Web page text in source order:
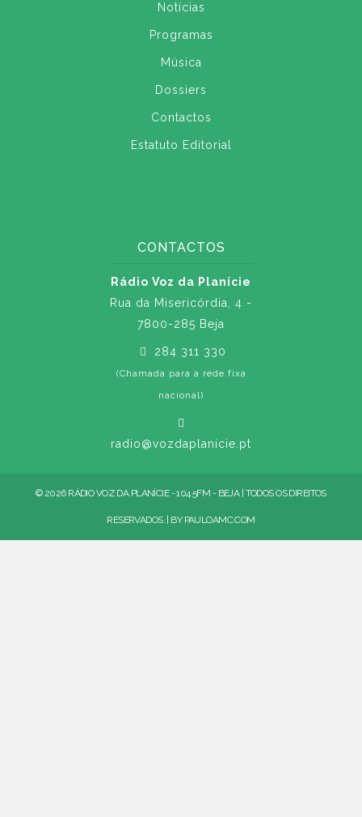
Notícias
Programas
Música
Dossiers
Contactos
Estatuto Editorial
CONTACTOS
Rádio Voz da Planície
Rua da Misericórdia, 4 -
7800-285 Beja
284 311 330
(Chamada para a rede fixa
nacional)
radio@vozdaplanicie.pt
© 2026 RÁDIO VOZ DA PLANÍCIE - 104.5FM - BEJA | TODOS OS DIREITOS
RESERVADOS. | BY PAULOAMC.COM